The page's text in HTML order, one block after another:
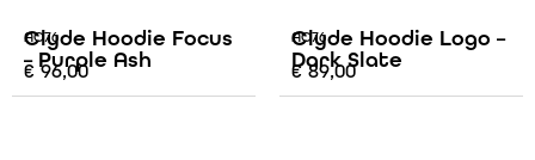
AO76
Clyde Hoodie Focus
– Purple Ash
€ 96,00
AO76
Clyde Hoodie Logo –
Dark Slate
€89,00